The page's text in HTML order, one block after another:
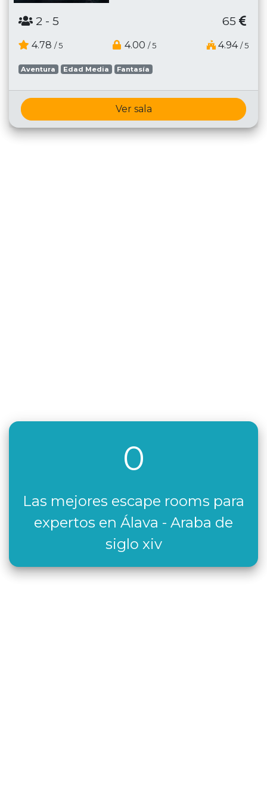
2 - 5 65
4.78 / 5 4.00 / 5 4.94 / 5
Aventura Edad Media Fantasía
Ver sala
0
Las mejores escape rooms para
expertos en Álava - Araba de
siglo xiv